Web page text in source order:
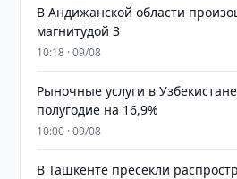
В Андижанской области
магнитудой 3
10:18 · 09/08
Рыночные услуги в
полугодие на 16,9%
10:00 · 09/08
В Ташкенте пресекли